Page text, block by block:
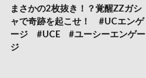
まさかの2枚抜き！？覚醒ZZガシ
ャで奇跡を起こせ！ #UCエンゲ
ージ #UCE #ユーシーエンゲー
ジ